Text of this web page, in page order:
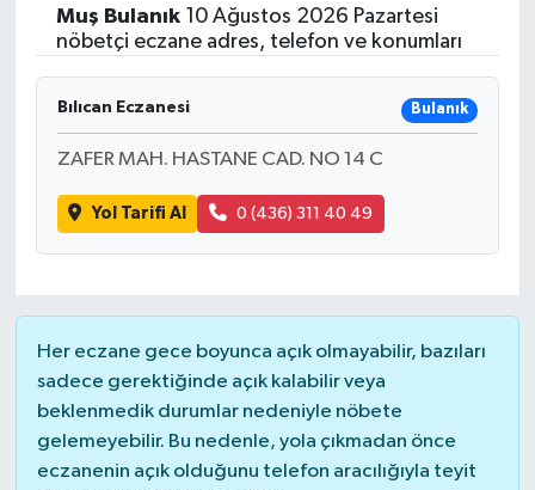
Muş Bulanık10 Ağustos 2026 Pazartesi
nöbetçi eczane adres, telefon ve konumları
Bılıcan Eczanesi Bulanık
ZAFER MAH. HASTANE CAD. NO 14 C
Yol Tarifi Al 0 (436) 311 40 49
Her eczane gece boyunca açık olmayabilir, bazıları
sadece gerektiğinde açık kalabilir veya
beklenmedik durumlar nedeniyle nöbete
gelemeyebilir. Bu nedenle, yola çıkmadan önce
eczanenin açık olduğunu telefon aracılığıyla teyit
Gazipaşa